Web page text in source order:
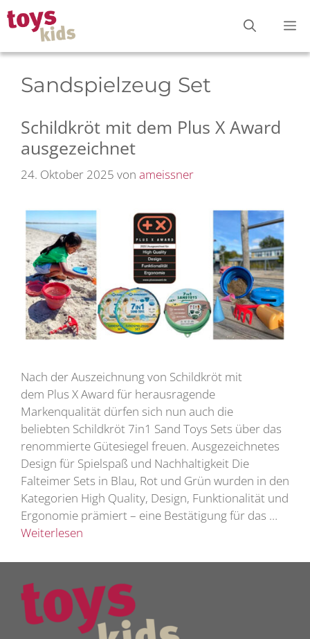
Zum
Inhalt
springen
Sandspielzeug Set
Schildkröt mit dem Plus X Award
ausgezeichnet
24. Oktober 2025 von ameissner
Nach der Auszeichnung von Schildkröt mit
dem Plus X Award für herausragende
Markenqualität dürfen sich nun auch die
beliebten Schildkröt 7in1 Sand Toys Sets über das
renommierte Gütesiegel freuen. Ausgezeichnetes
Design für Spielspaß und Nachhaltigkeit Die
Falteimer Sets in Blau, Rot und Grün wurden in den
Kategorien High Quality, Design, Funktionalität und
Ergonomie prämiert – eine Bestätigung für das …
Weiterlesen